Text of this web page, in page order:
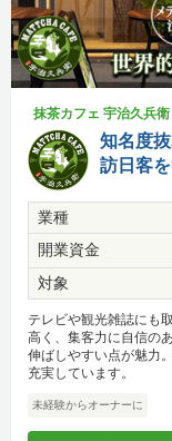
抹茶カフェ 宇治久兵衛
知名度
訪日客
業種
開業資金
対象
テレビや観光雑誌にも
高く、集客力に自信の
伸ばしやすい点が魅力
充実しています。
未経験からオーナーに